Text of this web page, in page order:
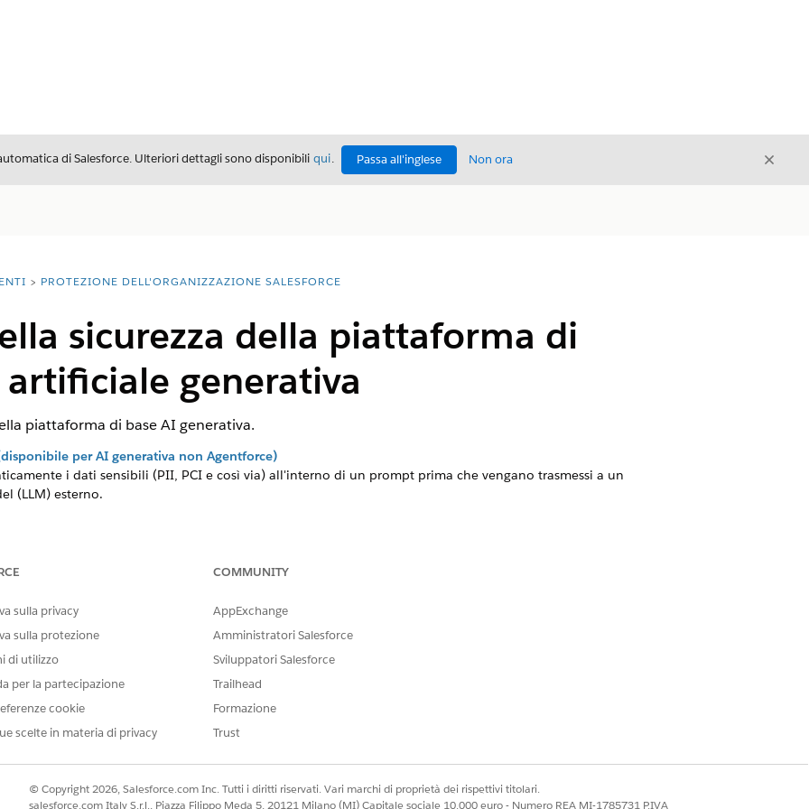
di Salesforce. Ulteriori dettagli sono disponibili qui. Passa all'inglese Non ora Chiudi
PROTEZIONE DELL'ORGANIZZAZIONE SALESFORCE
sicurezza della piattaforma di
generativa
piattaforma di base AI generativa.
per AI generativa non Agentforce)
i dati sensibili (PII, PCI e così via) all'interno di un prompt prima che vengano trasmessi a un
(LLM) esterno.
injection in cui gli utenti tentano di sovrascrivere le istruzioni di sistema per costringere
non intenzionali o dannosi.
Controllo Einstein, Analytics e Monitoraggio
prompt AI generativi, delle risposte LLM e dei commenti degli utenti in Data Cloud per la conformità, il
e controllo delle metriche di feedback
degli agenti
sulla privacy
sulla protezione
di utilizzo
per la partecipazione
cookie
scelte in materia di privacy
COMMUNITY
AppExchange
Amministratori Salesforce
Sviluppatori Salesforce
Trailhead
Formazione
Trust
© Copyright 2026, Salesforce.com Inc. Tutti i diritti riservati. Vari marchi di proprietà dei rispettivi titolari.
salesforce.com Italy S.r.l., Piazza Filippo Meda 5, 20121 Milano (MI) Capitale sociale 10.000 euro - Numero REA MI-1785731 P.IVA